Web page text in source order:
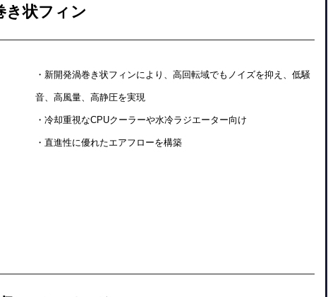
き状フィン
・新開発渦巻き状フィンにより、高回転域でもノイズを抑え、低騒
音、高風量、高静圧を実現
・冷却重視なCPUクーラーや水冷ラジエーター向け
・直進性に優れたエアフローを構築